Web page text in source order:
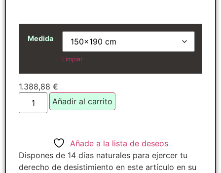
Medida
Limpiar
1.388,88 €
Añadir al carrito
Añade a la lista de deseos
Dispones de 14 días naturales para ejercer tu
derecho de desistimiento en este artículo en su